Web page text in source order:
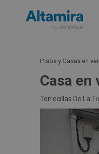
Pisos y Casas en
Casa en
Torrecillas De La